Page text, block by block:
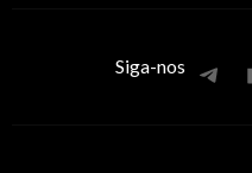
Siga-nos